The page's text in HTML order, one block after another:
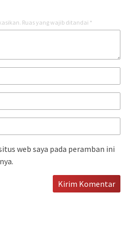
Ruas yang wajib ditandai *
web saya pada peramban ini